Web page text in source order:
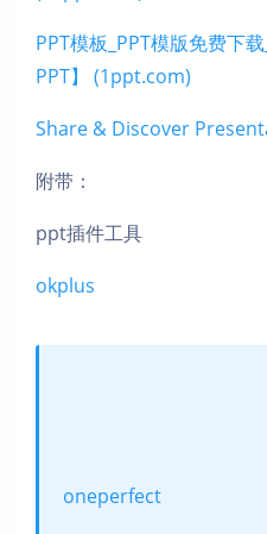
PPT模板_PPT模版免费下
PPT】 (1ppt.com)
Share & Discover
附带：
ppt插件工具
okplus
oneperfect